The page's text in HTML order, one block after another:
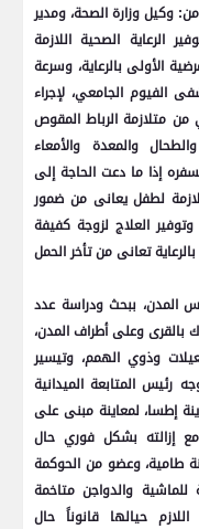
وكيل وزارة الصحة، ومدير
الرعاية الصحية اللازمة
الأولى بالرعاية، وسرعة
الفيوم الجامعي، لإجراء
من متلازمة الرباط المقوص
والمعدة والأمعاء
إذا ما دعت الحاجة إلى
لطفل يعانى من ضمور
العلاج لزوجة كفيفة
المدن، ببحث ودراسة عدد
بالقرى وعلى أطراف المدن،
وذوي الهمم، وتيسير
رئيس المتابعة الميدانية
إطسا، لمعاينة مبنى على
مع إزالته بشكل فوري حال
طامية، وعضو من الحوكمة
للماشية والدواجن متاخمة
حيالها قانوناً حال